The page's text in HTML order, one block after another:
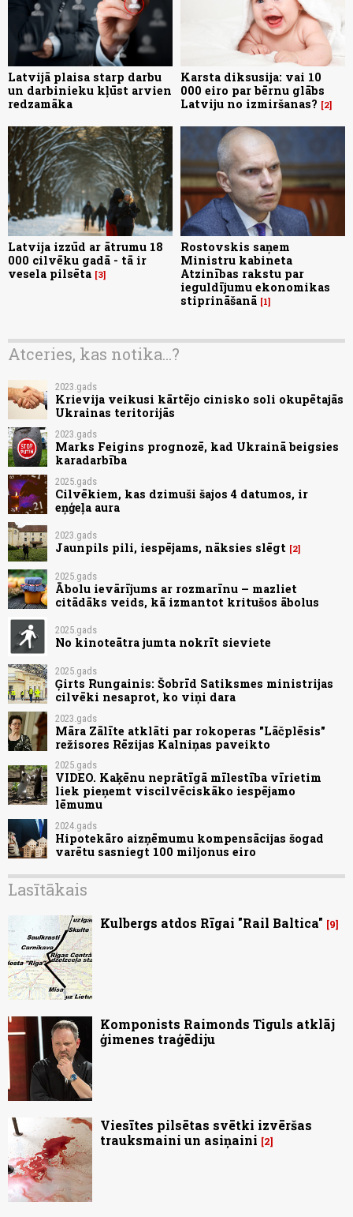
Latvijā plaisa starp darbu
un darbinieku kļūst arvien
redzamāka
Karsta diksusija: vai 10
000 eiro par bērnu glābs
Latviju no izmiršanas?
2
Latvija izzūd ar ātrumu 18
000 cilvēku gadā - tā ir
vesela pilsēta 3
Rostovskis saņem
Ministru kabineta
Atzinības rakstu par
ieguldījumu ekonomikas
stiprināšanā 1
Atceries, kas notika...?
2023.gads
Krievija veikusi kārtējo cinisko soli okupētajās
Ukrainas teritorijās
2023.gads
Marks Feigins prognozē, kad Ukrainā beigsies
karadarbība
2025.gads
Cilvēkiem, kas dzimuši šajos 4 datumos, ir
eņģeļa aura
2023.gads
Jaunpils pili, iespējams, nāksies slēgt 2
2025.gads
Ābolu ievārījums ar rozmarīnu – mazliet
citādāks veids, kā izmantot kritušos ābolus
2025.gads
No kinoteātra jumta nokrīt sieviete
2025.gads
Ģirts Rungainis: Šobrīd Satiksmes ministrijas
cilvēki nesaprot, ko viņi dara
2023.gads
Māra Zālīte atklāti par rokoperas "Lāčplēsis"
režisores Rēzijas Kalniņas paveikto
2025.gads
VIDEO. Kaķēnu neprātīgā mīlestība vīrietim
liek pieņemt viscilvēciskāko iespējamo
lēmumu
2024.gads
Hipotekāro aizņēmumu kompensācijas šogad
varētu sasniegt 100 miljonus eiro
Lasītākais
Kulbergs atdos Rīgai "Rail Baltica" 9
Komponists Raimonds Tiguls atklāj
ģimenes traģēdiju
Viesītes pilsētas svētki izvēršas
trauksmaini un asiņaini
2